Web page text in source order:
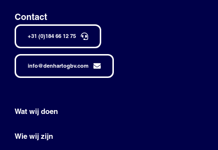
Contact
+31 (0)184 66 12 75
info@denhartogbv.com
Wat wij doen
Wie wij zijn